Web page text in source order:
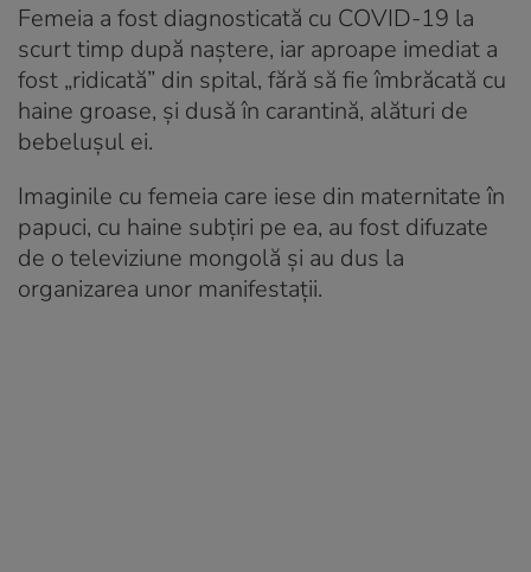
Femeia a fost diagnosticată cu COVID-19 la
scurt timp după naștere, iar aproape imediat a
fost „ridicată” din spital, fără să fie îmbrăcată cu
haine groase, și dusă în carantină, alături de
bebelușul ei.
Imaginile cu femeia care iese din maternitate în
papuci, cu haine subțiri pe ea, au fost difuzate
de o televiziune mongolă și au dus la
organizarea unor manifestații.